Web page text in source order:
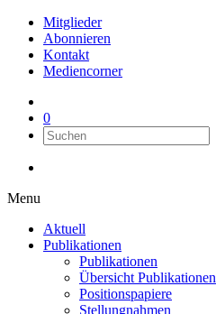
Mitglieder
Abonnieren
Kontakt
Mediencorner
0
Menu
Aktuell
Publikationen
Publikationen
Übersicht Publikationen
Positionspapiere
Stellungnahmen